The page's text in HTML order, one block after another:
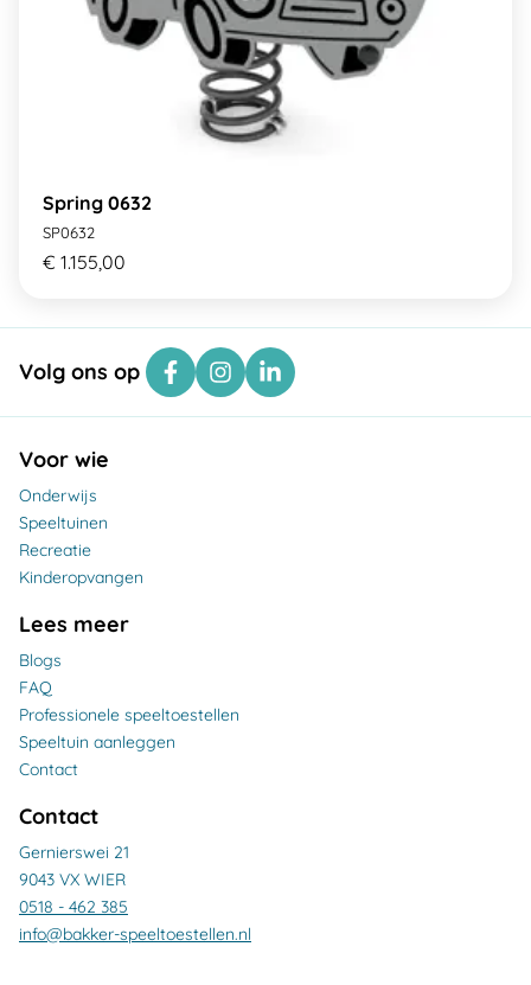
Spring 0632
SP0632
€ 1.155,00
Volg ons op
Voor wie
Onderwijs
Speeltuinen
Recreatie
Kinderopvangen
Lees meer
Blogs
FAQ
Professionele speeltoestellen
Speeltuin aanleggen
Contact
Contact
Gernierswei 21
9043 VX WIER
0518 - 462 385
info@bakker-speeltoestellen.nl